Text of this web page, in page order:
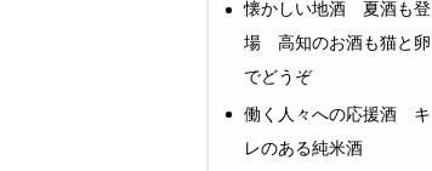
懐かしい地酒 夏酒も登
場 高知のお酒も猫と卵
でどうぞ
働く人々への応援酒 キ
レのある純米酒